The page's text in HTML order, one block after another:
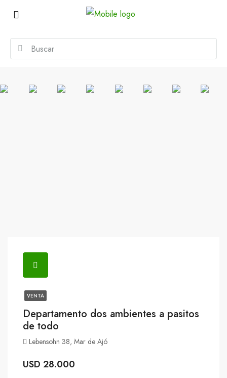
VENTA
Departamento dos ambientes a pasitos
de todo
Lebensohn 38, Mar de Ajó
USD 28.000